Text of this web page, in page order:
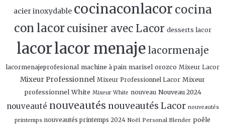
acier inoxydable cocinaconlacor cocina
con lacor cuisiner avec Lacor desserts lacor
lacorlacor menaje lacormenaje
lacormenajeprofesional machine à pain marisel orozco Mixeur Lacor
Mixeur Professionnel Mixeur Professionnel Lacor Mixeur
professionnel White Mixeur White nouveau Nouveau 2024
nouveauté nouveautés nouveautés Lacor nouveautés
printemps nouveautés printemps 2024 Noël Personal Blender poêle